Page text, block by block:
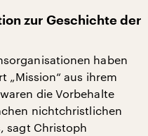
zur Geschichte der
haben
„Mission“ aus ihrem
die Vorbehalte
nichtchristlichen
sagt Christoph